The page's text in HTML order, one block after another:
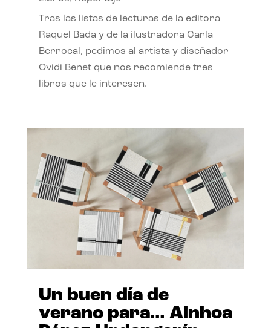
Tras las listas de lecturas de la editora
Raquel Bada y de la ilustradora Carla
Berrocal, pedimos al artista y diseñador
Ovidi Benet que nos recomiende tres
libros que le interesen.
Un buen día de
verano para… Ainhoa